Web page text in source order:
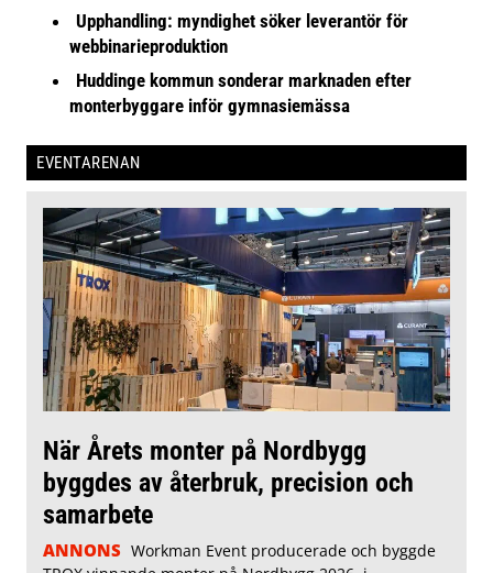
Upphandling: myndighet söker leverantör för
webbinarieproduktion
Huddinge kommun sonderar marknaden efter
monterbyggare inför gymnasiemässa
EVENTARENAN
När Årets monter på Nordbygg
byggdes av återbruk, precision och
samarbete
ANNONS Workman Event producerade och byggde